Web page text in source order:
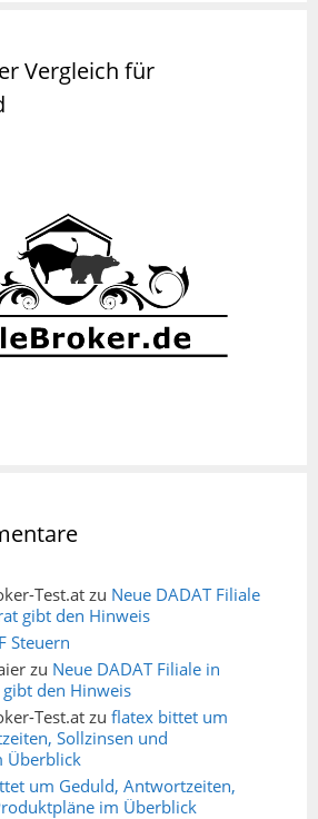
Vergleich für
Test.at zu Neue DADAT Filiale
gibt den Hinweis
Steuern
zu Neue DADAT Filiale in
gibt den Hinweis
Test.at zu flatex bittet um
Sollzinsen und
Überblick
um Geduld, Antwortzeiten,
im Überblick